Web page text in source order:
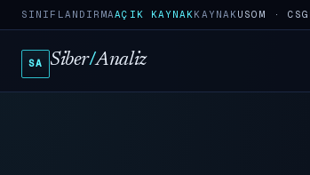
SINIFLANDIRMAAÇIK KAYNAKKAYNAKUSOM ·
SA Siber/Analiz